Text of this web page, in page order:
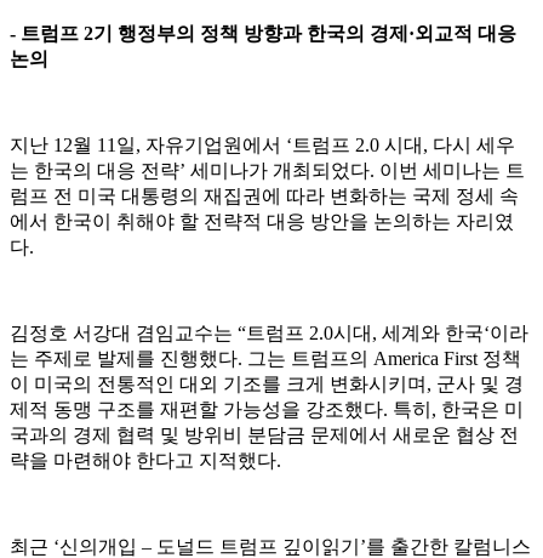
- 트럼프 2기 행정부의 정책 방향과 한국의 경제·외교적 대응
논의
지난 12월 11일, 자유기업원에서 ‘트럼프 2.0 시대, 다시 세우
는 한국의 대응 전략’ 세미나가 개최되었다. 이번 세미나는 트
럼프 전 미국 대통령의 재집권에 따라 변화하는 국제 정세 속
에서 한국이 취해야 할 전략적 대응 방안을 논의하는 자리였
다.
김정호 서강대 겸임교수는 “트럼프 2.0시대, 세계와 한국‘이라
는 주제로 발제를 진행했다. 그는 트럼프의 America First 정책
이 미국의 전통적인 대외 기조를 크게 변화시키며, 군사 및 경
제적 동맹 구조를 재편할 가능성을 강조했다. 특히, 한국은 미
국과의 경제 협력 및 방위비 분담금 문제에서 새로운 협상 전
략을 마련해야 한다고 지적했다.
최근 ‘신의개입 – 도널드 트럼프 깊이읽기’를 출간한 칼럼니스